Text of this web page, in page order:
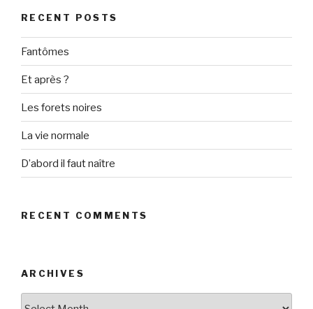
RECENT POSTS
Fantômes
Et après ?
Les forets noires
La vie normale
D’abord il faut naître
RECENT COMMENTS
ARCHIVES